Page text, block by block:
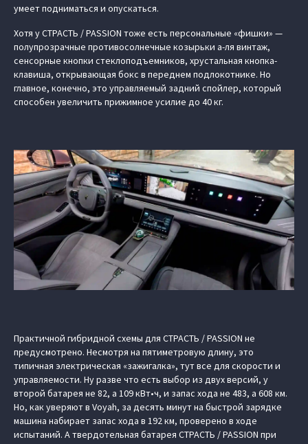
умеет подниматься и опускаться.
Хотя у СТРАСТЬ / PASSION тоже есть персональные «фишки» —
полупрозрачные противосолнечные козырьки а-ля винтаж,
сенсорные кнопки стеклоподъемников, хрустальная кнопка-
клавиша, открывающая бокс в переднем подлокотнике. Но
главное, конечно, это управляемый задний спойлер, который
способен увеличить прижимное усилие до 40 кг.
Практичной гибридной схемы для СТРАСТЬ / PASSION не
предусмотрено. Несмотря на пятиметровую длину, это
типичная электрическая «зажигалка», тут все для скорости и
управляемости. Ну разве что есть выбор из двух версий, у
второй батарея не 82, а 109 кВт•ч, и запас хода не 483, а 608 км.
Но, как уверяют в Voyah, за десять минут на быстрой зарядке
машина набирает запас хода в 192 км, проверено в ходе
испытаний. А твердотельная батарея СТРАСТЬ / PASSION при